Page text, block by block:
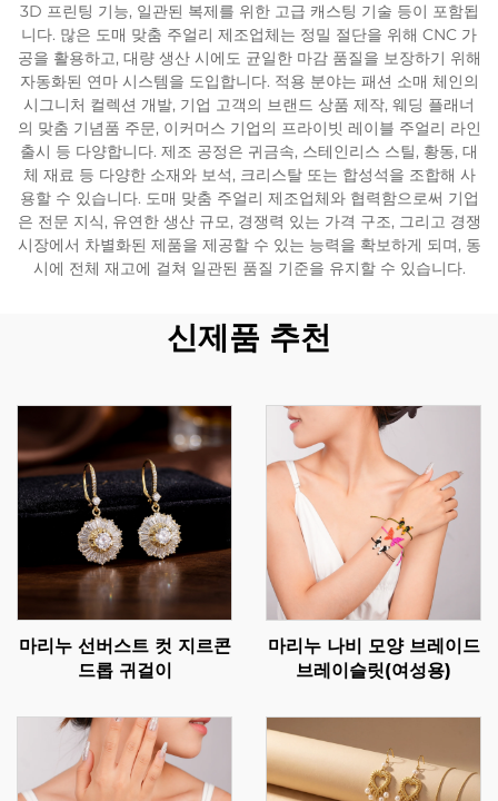
3D 프린팅 기능, 일관된 복제를 위한 고급 캐스팅 기술 등이 포함됩
니다. 많은 도매 맞춤 주얼리 제조업체는 정밀 절단을 위해 CNC 가
공을 활용하고, 대량 생산 시에도 균일한 마감 품질을 보장하기 위해
자동화된 연마 시스템을 도입합니다. 적용 분야는 패션 소매 체인의
시그니처 컬렉션 개발, 기업 고객의 브랜드 상품 제작, 웨딩 플래너
의 맞춤 기념품 주문, 이커머스 기업의 프라이빗 레이블 주얼리 라인
출시 등 다양합니다. 제조 공정은 귀금속, 스테인리스 스틸, 황동, 대
체 재료 등 다양한 소재와 보석, 크리스탈 또는 합성석을 조합해 사
용할 수 있습니다. 도매 맞춤 주얼리 제조업체와 협력함으로써 기업
은 전문 지식, 유연한 생산 규모, 경쟁력 있는 가격 구조, 그리고 경쟁
시장에서 차별화된 제품을 제공할 수 있는 능력을 확보하게 되며, 동
시에 전체 재고에 걸쳐 일관된 품질 기준을 유지할 수 있습니다.
신제품 추천
마리누 선버스트 컷 지르콘
드롭 귀걸이
마리누 나비 모양 브레이드
브레이슬릿(여성용)